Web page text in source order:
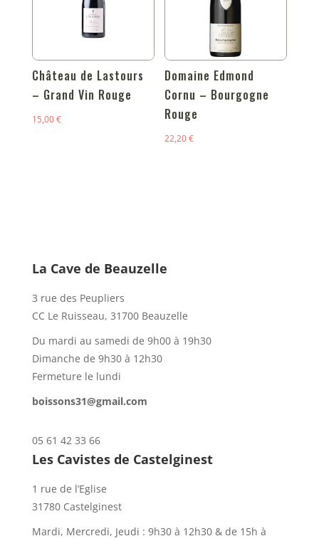
Château de Lastours
– Grand Vin Rouge
15,00€
Domaine Edmond
Cornu – Bourgogne
Rouge
22,20€
La Cave de Beauzelle
3 rue des Peupliers
CC Le Ruisseau, 31700 Beauzelle
Du mardi au samedi de 9h00 à 19h30
Dimanche de 9h30 à 12h30
Fermeture le lundi
boissons31@gmail.com
05 61 42 33 66
Les Cavistes de Castelginest
1 rue de l’Eglise
31780 Castelginest
Mardi, Mercredi, Jeudi : 9h30 à 12h30 & de 15h à